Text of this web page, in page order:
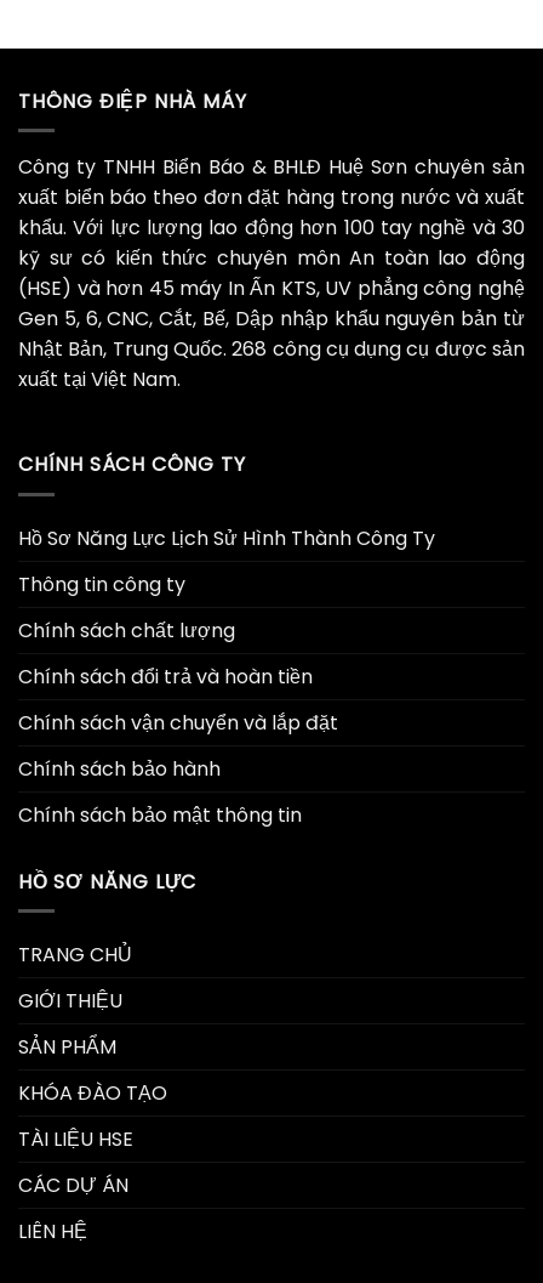
THÔNG ĐIỆP NHÀ MÁY
Công ty TNHH Biển Báo & BHLĐ Huệ Sơn chuyên sản
xuất biển báo theo đơn đặt hàng trong nước và xuất
khẩu. Với lực lượng lao động hơn 100 tay nghề và 30
kỹ sư có kiến thức chuyên môn An toàn lao động
(HSE) và hơn 45 máy In Ấn KTS, UV phẳng công nghệ
Gen 5, 6, CNC, Cắt, Bế, Dập nhập khẩu nguyên bản từ
Nhật Bản, Trung Quốc. 268 công cụ dụng cụ được sản
xuất tại Việt Nam.
CHÍNH SÁCH CÔNG TY
Hồ Sơ Năng Lực Lịch Sử Hình Thành Công Ty
Thông tin công ty
Chính sách chất lượng
Chính sách đổi trả và hoàn tiền
Chính sách vận chuyển và lắp đặt
Chính sách bảo hành
Chính sách bảo mật thông tin
HỒ SƠ NĂNG LỰC
TRANG CHỦ
GIỚI THIỆU
SẢN PHẨM
KHÓA ĐÀO TẠO
TÀI LIỆU HSE
CÁC DỰ ÁN
LIÊN HỆ